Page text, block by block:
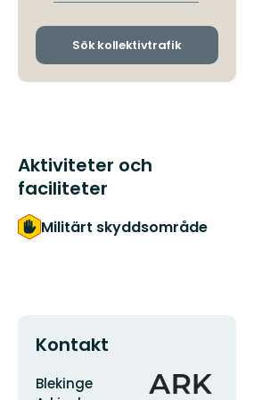
och
Sök kollektivtrafik
Aktiviteter och
faciliteter
Militärt skyddsområde
Kontakt
Adress
Blekinge
Organisationens